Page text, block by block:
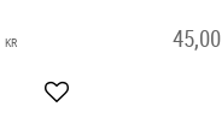
KR
Add to favorites
45,00